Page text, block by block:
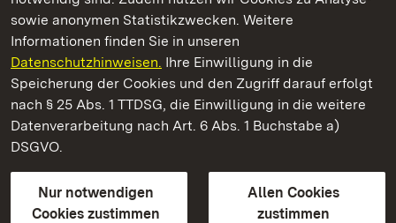
sowie anonymen Statistikzwecken. Weitere
Informationen finden Sie in unseren
Datenschutzhinweisen. Ihre Einwilligung in die
Speicherung der Cookies und den Zugriff darauf erfolgt
nach § 25 Abs. 1 TTDSG, die Einwilligung in die weitere
Datenverarbeitung nach Art. 6 Abs. 1 Buchstabe a)
DSGVO.
Nur notwendigen
Cookies zustimmen
Allen Cookies
zustimmen
Neues Schloss Meersburg
Staatliche Schlösser und Gärten Baden-Württemberg
Kontakt
GebärdenspracheLeichte Sprache
Erklärung zur Barrierefreiheit
BITV-konform (geprüfte Seiten)